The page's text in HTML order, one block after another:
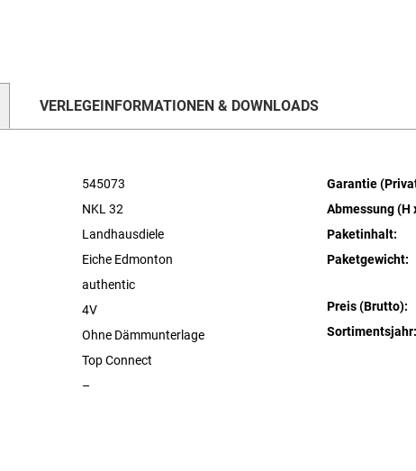
VERLEGEINFORMATIONEN & DOWNLOADS
545073
NKL 32
Landhausdiele
Eiche Edmonton
authentic
4V
Ohne Dämmunterlage
Top Connect
–
Garantie
Abmessung (H
Paketinhalt:
Paketgewicht:
Preis (Brutto):
Sortimentsjahr: